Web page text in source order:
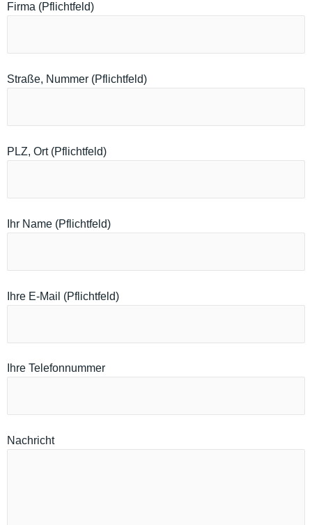
Firma (Pflichtfeld)
Straße, Nummer (Pflichtfeld)
PLZ, Ort (Pflichtfeld)
Ihr Name (Pflichtfeld)
Ihre E-Mail (Pflichtfeld)
Ihre Telefonnummer
Nachricht